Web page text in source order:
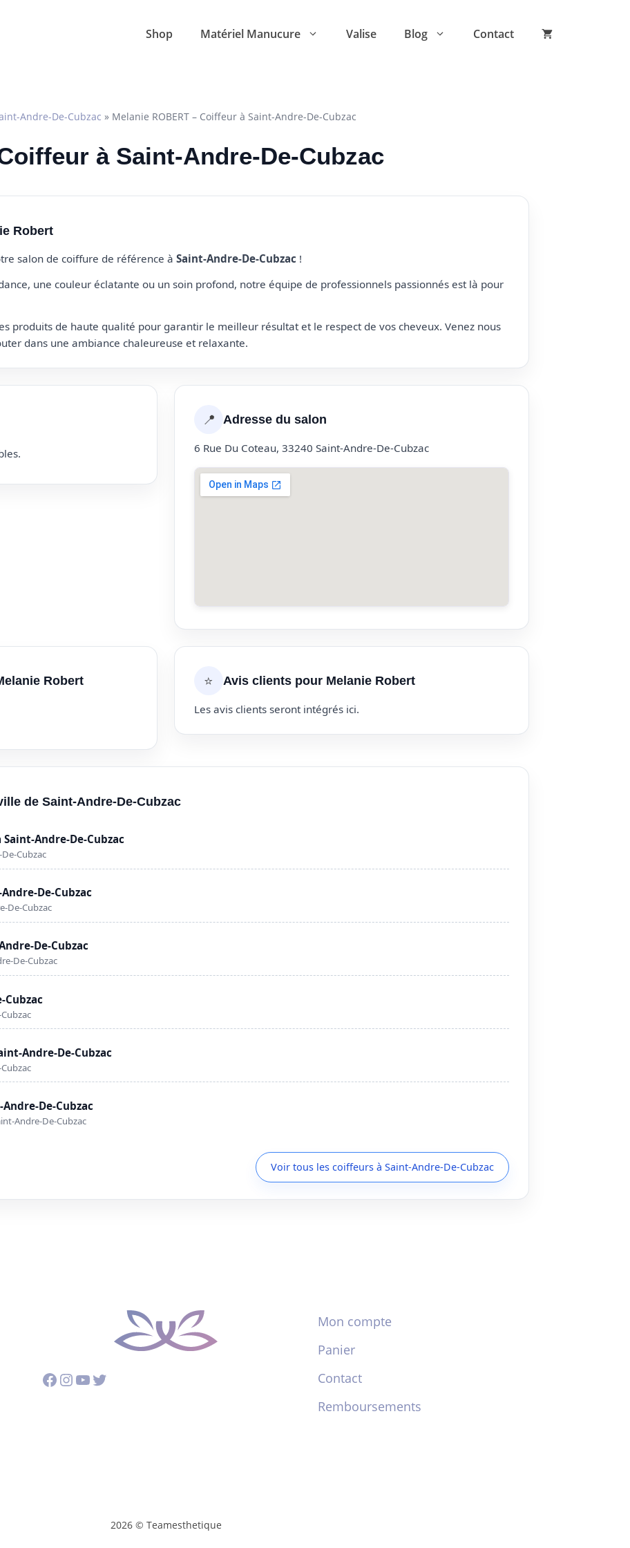
Shop Matériel Manucure Valise Blog Contact
Andre-De-Cubzac » Melanie ROBERT – Coiffeur à Saint-Andre-De-Cubzac
à Saint-Andre-De-Cubzac
Robert
salon de coiffure de référence à Saint-Andre-De-Cubzac !
une couleur éclatante ou un soin profond, notre équipe de professionnels passionnés est là pour
produits de haute qualité pour garantir le meilleur résultat et le respect de vos cheveux. Venez nous
dans une ambiance chaleureuse et relaxante.
📍 Adresse du salon
6 Rue Du Coteau, 33240 Saint-Andre-De-Cubzac
Robert ⭐ Avis clients pour Melanie Robert
Les avis clients seront intégrés ici.
de Saint-Andre-De-Cubzac
Saint-Andre-De-Cubzac
Cubzac
De-Cubzac
De-Cubzac
De-Cubzac
De-Cubzac
Cubzac
Andre-De-Cubzac
De-Cubzac
Andre-De-Cubzac
Voir tous les coiffeurs à Saint-Andre-De-Cubzac
Facebook
Instagram
YouTube
Twitter
Mon compte
Panier
Contact
Remboursements
2026 © Teamesthetique